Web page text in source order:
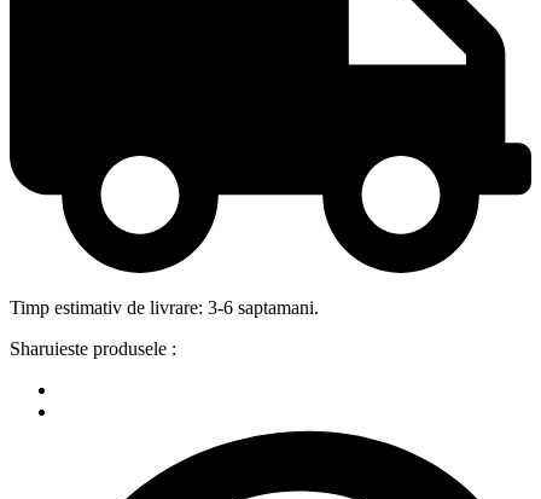
Timp estimativ de livrare: 3-6 saptamani.
Sharuieste produsele :